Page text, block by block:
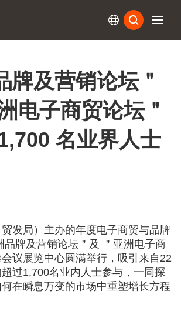
牌及营销论坛＂
电子商贸论坛＂
名业界人士
发局）主办的年度电子商贸与品牌
品牌及营销论坛＂及 ＂亚洲电子商
议展览中心圆满举行，吸引来自22
过1,700名业内人士参与，一同探
在瞬息万变的市场中重塑增长方程